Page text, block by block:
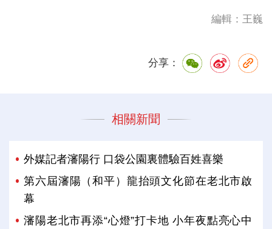
編輯：王巍
分享：
相關新聞
外媒記者瀋陽行 口袋公園裏體驗百姓喜樂
第六屆瀋陽（和平）龍抬頭文化節在老北市啟
幕
瀋陽老北市再添“心燈”打卡地 小年夜點亮心中